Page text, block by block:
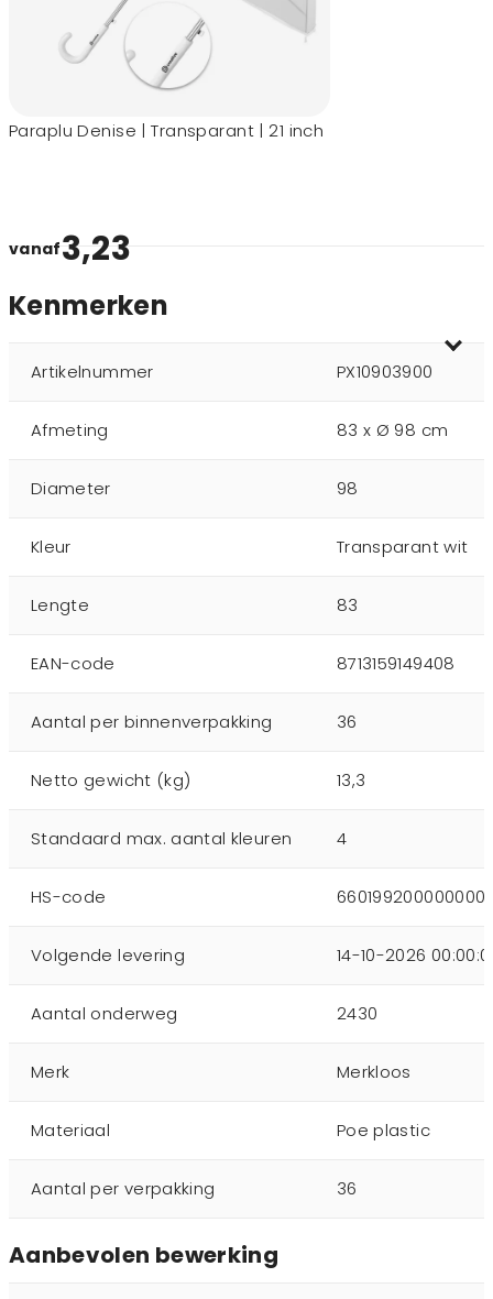
Paraplu Denise | Transparant | 21 inch
vanaf3,23
Kenmerken
Artikelnummer PX10903900
Afmeting 83 x Ø 98 cm
Diameter 98
Kleur Transparant wit
Lengte 83
EAN-code 8713159149408
Aantal per binnenverpakking 36
Netto gewicht (kg) 13,3
Standaard max. aantal kleuren 4
HS-code
Volgende levering 14-10-2026
Aantal onderweg 2430
Merk Merkloos
Materiaal Poe plastic
Aantal per verpakking 36
Aanbevolen bewerking